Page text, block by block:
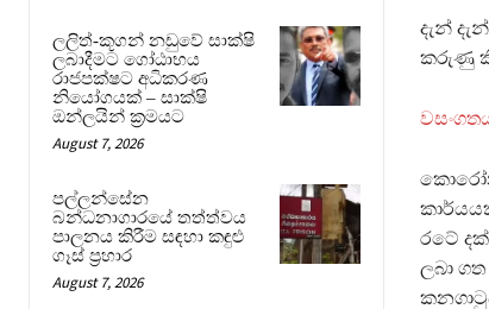
ලලිත්-කූගන් නඩුවේ සාක්ෂි
ලබාදීමට ගෝඨාභය
රාජපක්ෂට අධිකරණ
නියෝගයක් – සාක්ෂි
ඔන්ලයින් ක්‍රමයට
August 7, 2026
පල්ලන්සේන
බන්ධනාගාරයේ තත්ත්වය
පාලනය කිරීම සඳහා කඳුළු
ගෑස් ප්‍රහාර
August 7, 2026
දැන්
කරුණු
රටේ
ලබා